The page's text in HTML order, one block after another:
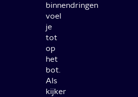
binnendringen
voel
je
tot
op
het
bot.
Als
kijker